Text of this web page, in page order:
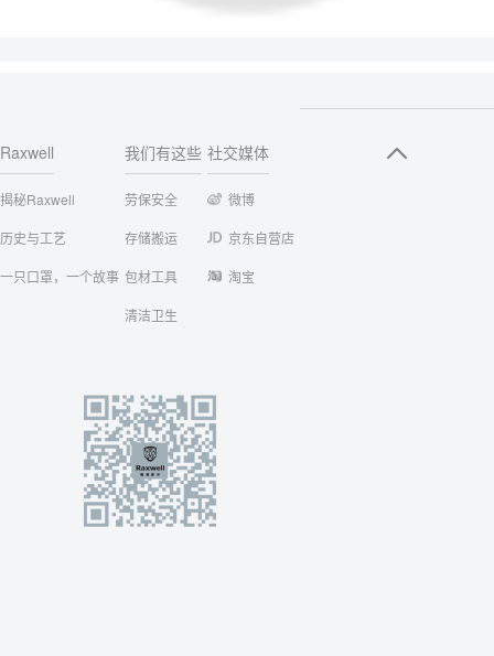
Raxwell
揭秘Raxwell
历史与工艺
一只口罩，一个故事
我们有这些
劳保安全
存储搬运
包材工具
清洁卫生
社交媒体
微博
京东自营店
淘宝